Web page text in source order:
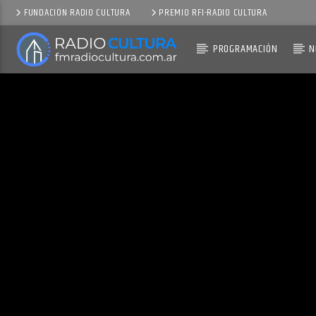
FUNDACIÓN RADIO CULTURA PREMIO RFI-RADIO CULTURA
PROGRAMACIÓN